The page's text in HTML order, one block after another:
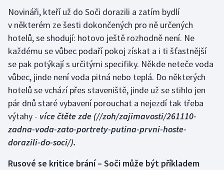
Veslování
Vodní slalom
Volejbal
Ostatní
Novináři, kteří už do Soči dorazili a zatím bydlí
v některém ze šesti dokončených pro ně určených
hotelů, se shodují: hotovo ještě rozhodně není. Ne
každému se vůbec podaří pokoj získat a i ti šťastnější
se pak potýkají s určitými specifiky. Někde neteče voda
vůbec, jinde není voda pitná nebo teplá. Do některých
hotelů se vchází přes staveniště, jinde už se stihlo jen
pár dnů staré vybavení porouchat a nejezdí tak třeba
výtahy - více čtěte zde (//zoh/zajimavosti/261110-
zadna-voda-zato-portrety-putina-prvni-hoste-
dorazili-do-soci/).
Rusové se kritice brání – Soči může být příkladem